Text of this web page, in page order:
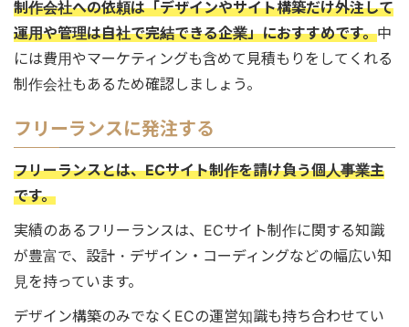
制作会社への依頼は「デザインやサイト構築だけ外注して
運用や管理は自社で完結できる企業」におすすめです。中
には費用やマーケティングも含めて見積もりをしてくれる
制作会社もあるため確認しましょう。
フリーランスに発注する
フリーランスとは、ECサイト制作を請け負う個人事業主
です。
実績のあるフリーランスは、ECサイト制作に関する知識
が豊富で、設計・デザイン・コーディングなどの幅広い知
見を持っています。
デザイン構築のみでなくECの運営知識も持ち合わせてい